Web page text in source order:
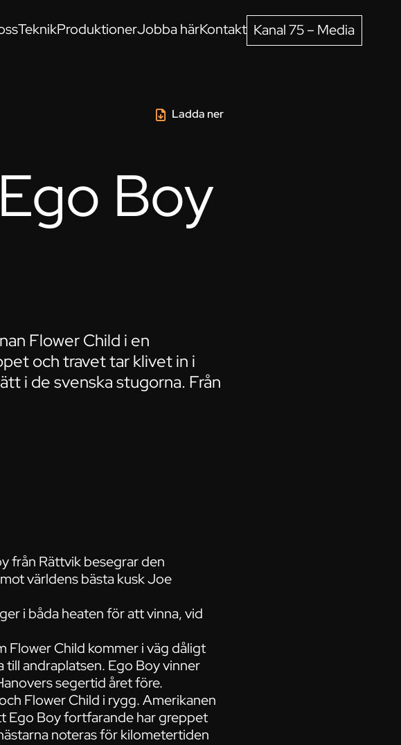
TeknikProduktionerJobba härKontakt Kanal 75 – Media
Ladda ner
Boy
Flower Child i en
och travet tar klivet in i
i de svenska stugorna. Från
från Rättvik besegrar den
världens bästa kusk Joe
i båda heaten för att vinna, vid
Flower Child kommer i väg dåligt
andraplatsen. Ego Boy vinner
segertid året före.
Flower Child i rygg. Amerikanen
Ego Boy fortfarande har greppet
noteras för kilometertiden